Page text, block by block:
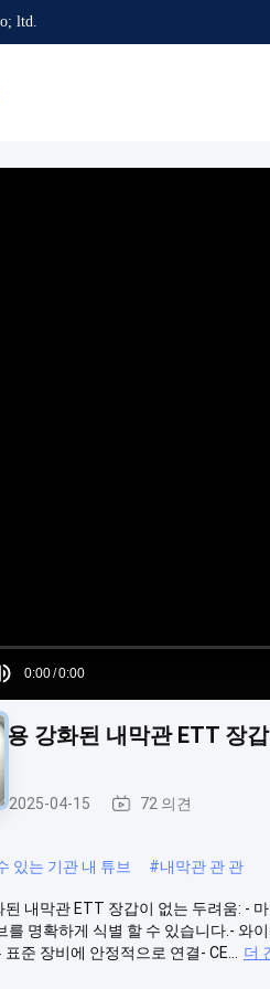
ltd.
Mute
Time
0:00/0:00
강화된 내막관 ETT 장
2025-04-15 72 의견
있는 기관 내 튜브 #내막관 관 관
내막관 ETT 장갑이 없는 두려움: -
를 명확하게 식별 할 수 있습니다.- 와
준 장비에 안정적으로 연결- CE...
더